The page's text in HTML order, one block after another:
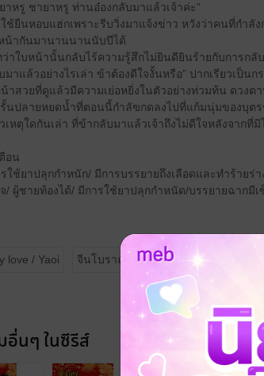
าหรู ชายาหรู ท่านอ๋องกลับมาแล้วเจ้าค่ะ”
ช้ยืนหอบแฮ่กเพราะรีบวิ่งมาแจ้งข่าว หวังว่าคนที่กำลั
หน้ากันมานานนานนับปีได้
าใบหน้านั้นกลับไร้ความรู้สึกไม่ยินดียินร้ายกับการกลั
มาแล้วอย่างไรเล่า ข้าต้องดีใจงั้นหรือ” ปากเรียวเป็
าสวยที่ดูแล้วมีความเย่อหยิ่งในตัวอย่างท่วมท้น ดวงต
นปลายหยดน้ำที่ตอนนี้กำลัฃกดลงไปที่แก้มนุ่มของบุต
เหตุใดกันเล่า ที่ข้ากลับมาแล้วเจ้าถึงไม่ดีใจหลังจากที่
อน
ใช้ยาปลุกกำหนัก/ มีการบรรยายถึงเลือดและทำร้ายร่
/ ผู้ชายท้องได้/ มีการใช้ยาปลุกกำหนัด/บรรยายฉากมีเ
love / Yaoi จีนโบราณ 18+ Mpreg
อื่นๆ ในซีรีส์